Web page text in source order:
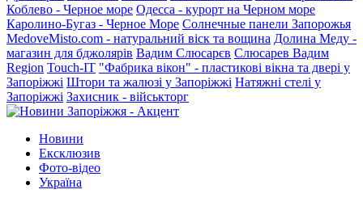
Коблево - Черное море Одесса - курорт на Черном море
Каролино-Бугаз - Черное Море Солнечные панели Запорожья
MedoveMisto.com - натуральний віск та вощина Долина Меду -
магазин для бджолярів Вадим Слюсарєв Слюсарев Вадим
Region Touch-IT "Фабрика вікон" - пластикові вікна та двері у
Запоріжжі Штори та жалюзі у Запоріжжі Натяжні стелі у
Запоріжжі Захисник - військторг
Новини
Ексклюзив
Фото-відео
Україна